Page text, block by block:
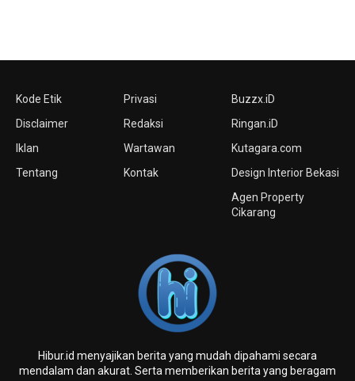
Kode Etik
Disclaimer
Iklan
Tentang
Privasi
Redaksi
Wartawan
Kontak
Buzzx.iD
Ringan.iD
Kutagara.com
Design Interior Bekasi
Agen Property
Cikarang
Hibur.id menyajikan berita yang mudah dipahami secara
mendalam dan akurat. Serta memberikan berita yang beragam